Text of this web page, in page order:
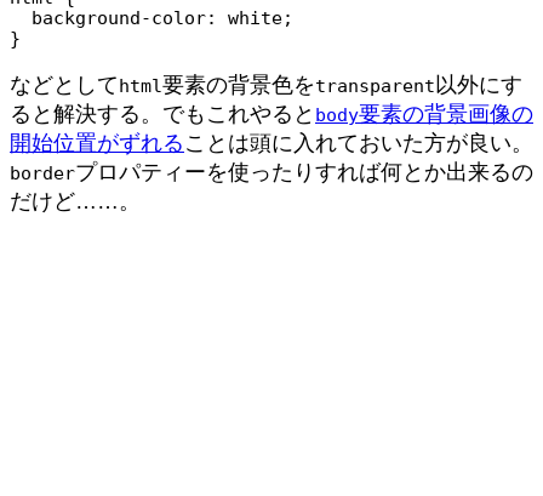
}
などとしてhtml要素の背景色をtransparent以外にす
ると解決する。でもこれやると body要素の背景画像の
開始位置がずれる ことは頭に入れておいた方が良い。
borderプロパティーを使ったりすれば何とか出来るの
だけど……。